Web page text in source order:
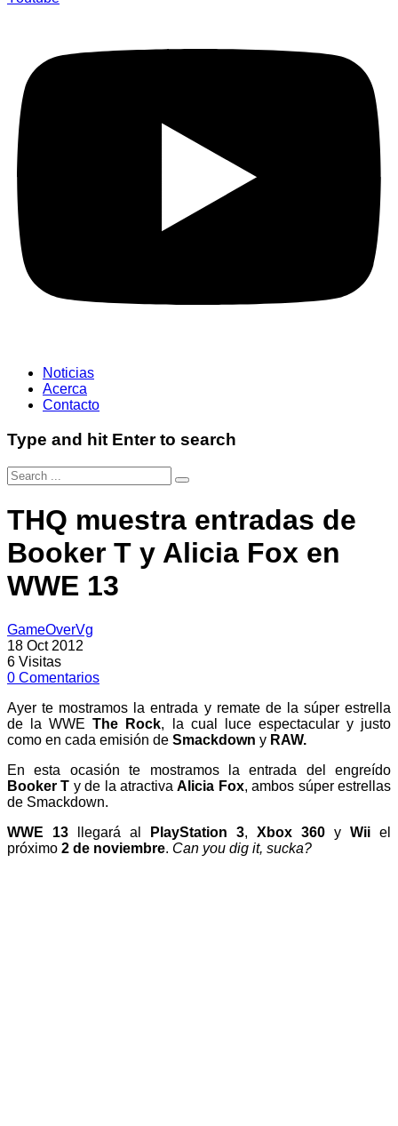
Noticias
Acerca
Contacto
Type and hit Enter to search
THQ muestra entradas de
Booker T y Alicia Fox en
WWE 13
GameOverVg
18 Oct 2012
6 Visitas
0 Comentarios
Ayer te mostramos la entrada y remate de la súper estrella
de la WWEThe Rock, la cual luce espectacular y justo
como en cada emisión de Smackdown y RAW.
En esta ocasión te mostramos la entrada del engreído
Booker T y de la atractivaAlicia Fox, ambos súper estrellas
de Smackdown.
WWE 13 llegará al PlayStation 3, Xbox 360 y Wii el
próximo 2 de noviembre. Can you dig it, sucka?